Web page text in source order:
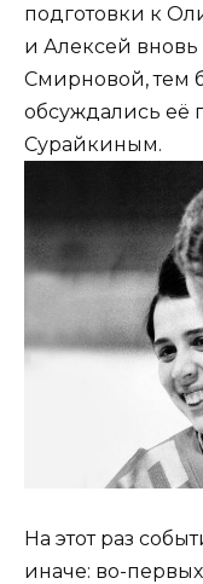
подготовки к
и Алексей
Смирновой, тем
обсуждались её
Сурайкиным.
На этот раз
иначе: во-